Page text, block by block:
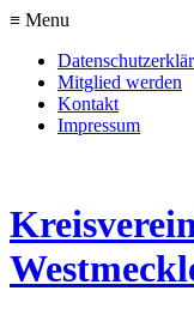
≡ Menu
Mitglied werden
Kontakt
Impressum